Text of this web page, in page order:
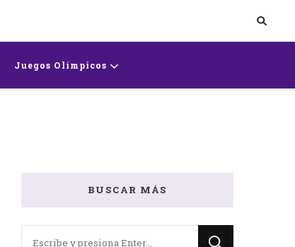
Juegos Olímpicos
BUSCAR MÁS